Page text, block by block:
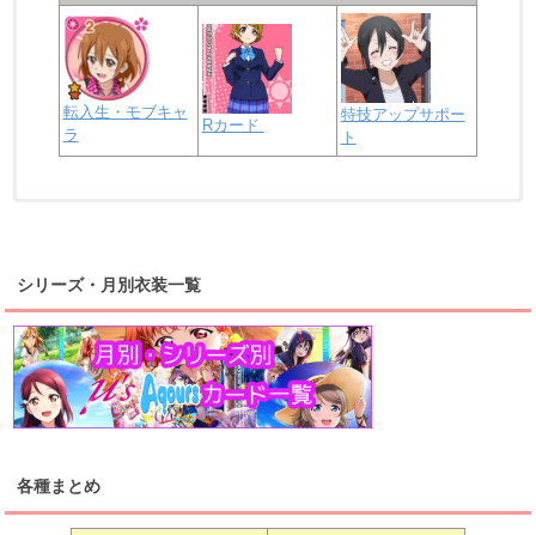
転入生・モブキャ
ラ
Rカード
特技アップサポー
ト
桜内梨子 高海千歌 渡辺曜
浦の星女学院1年生
上原歩夢 宮下愛 優木せつ菜
虹ヶ咲学園1年生
シリーズ・月別衣装一覧
各種まとめ